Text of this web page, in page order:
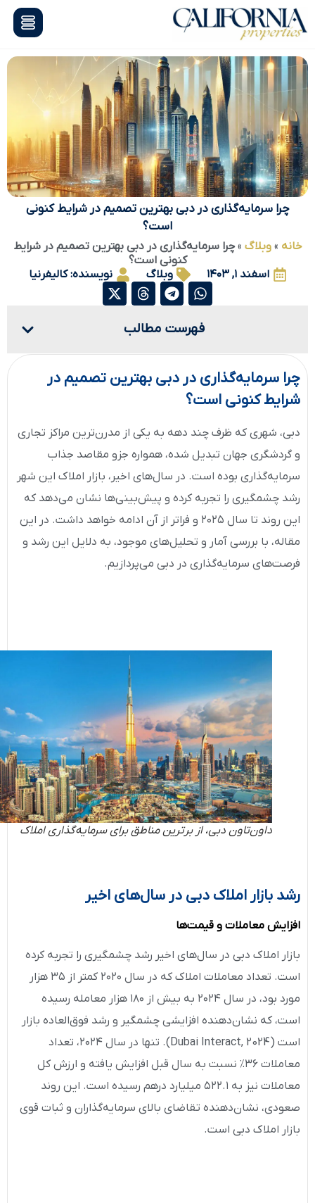
چرا سرمایه‌گذاری در دبی بهترین تصمیم در شرایط کنونی
است؟
خانه»وبلاگ»چرا سرمایه‌گذاری در دبی بهترین تصمیم در شرایط
کنونی است؟
اسفند ۱, ۱۴۰۳
وبلاگ نویسنده:کالیفرنیا
فهرست مطالب
چرا سرمایه‌گذاری در دبی بهترین تصمیم در
شرایط کنونی است؟
دبی، شهری که ظرف چند دهه به یکی از مدرن‌ترین مراکز تجاری
و گردشگری جهان تبدیل شده، همواره جزو مقاصد جذاب
سرمایه‌گذاری بوده است. در سال‌های اخیر، بازار املاک این شهر
رشد چشمگیری را تجربه کرده و پیش‌بینی‌ها نشان می‌دهد که
این روند تا سال ۲۰۲۵ و فراتر از آن ادامه خواهد داشت. در این
مقاله، با بررسی آمار و تحلیل‌های موجود، به دلایل این رشد و
فرصت‌های سرمایه‌گذاری در دبی می‌پردازیم.
داون‌تاون دبی، از برترین مناطق برای سرمایه‌گذاری املاک
رشد بازار املاک دبی در سال‌های اخیر
افزایش معاملات و قیمت‌ها
بازار املاک دبی در سال‌های اخیر رشد چشمگیری را تجربه کرده
است. تعداد معاملات املاک که در سال ۲۰۲۰ کمتر از ۳۵ هزار
مورد بود، در سال ۲۰۲۴ به بیش از ۱۸۰ هزار معامله رسیده
است، که نشان‌دهنده افزایشی چشمگیر و رشد فوق‌العاده بازار
است (Dubai Interact, 2024). تنها در سال ۲۰۲۴، تعداد
معاملات ۳۶٪ نسبت به سال قبل افزایش یافته و ارزش کل
معاملات نیز به ۵۲۲.۱ میلیارد درهم رسیده است. این روند
صعودی، نشان‌دهنده تقاضای بالای سرمایه‌گذاران و ثبات قوی
بازار املاک دبی است.